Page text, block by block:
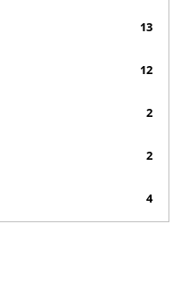
13
12
2
2
4